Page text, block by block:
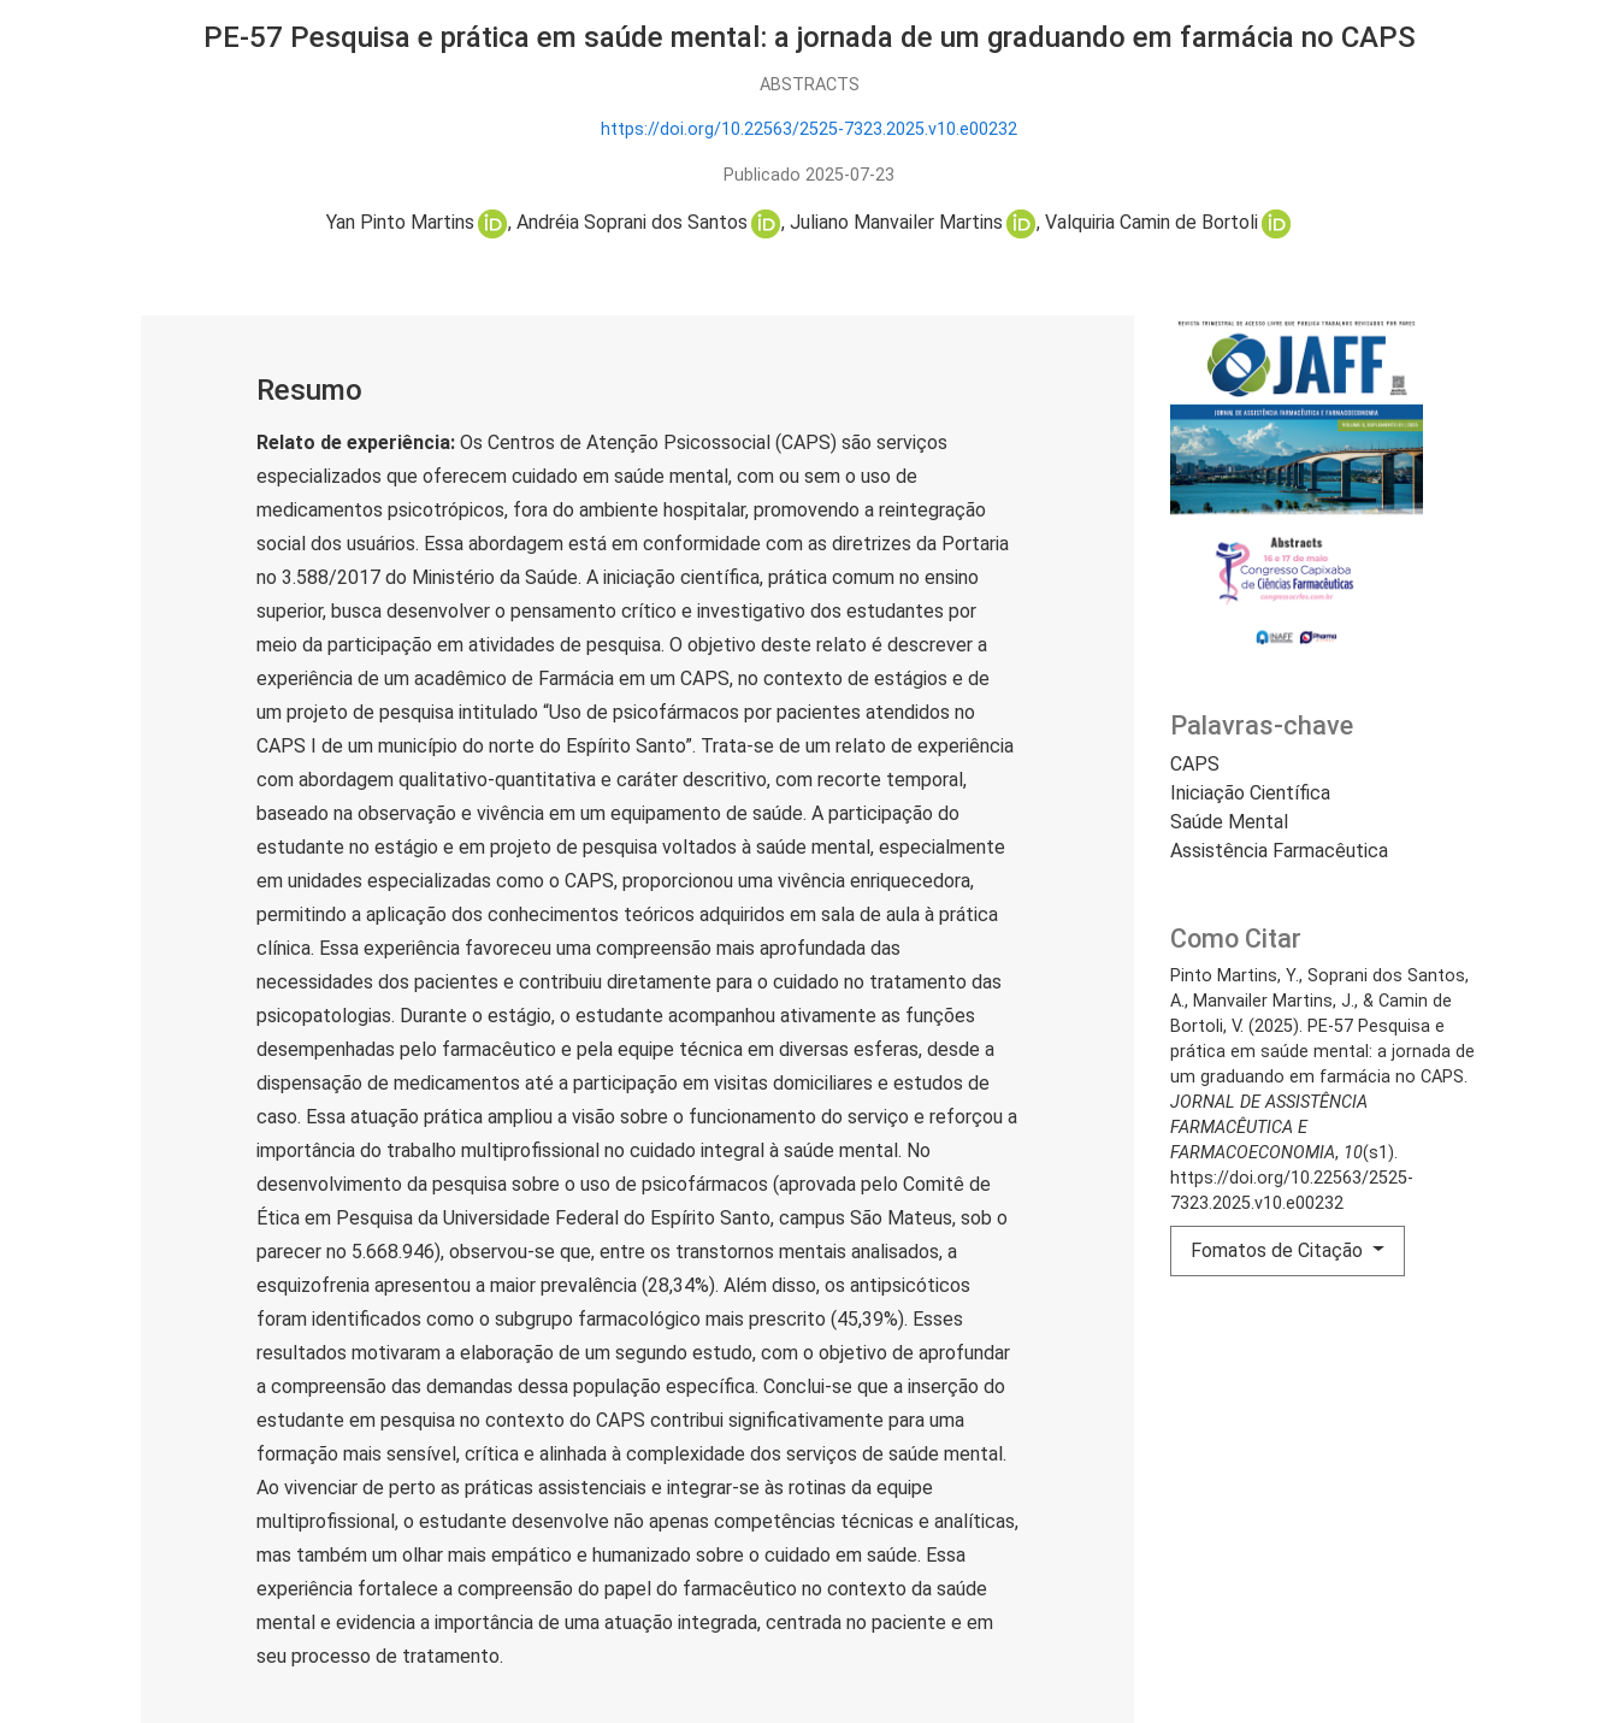
PE-57 Pesquisa e prática em saúde mental: a jornada de um graduando em farmácia no CAPS
ABSTRACTS
https://doi.org/10.22563/2525-7323.2025.v10.e00232
Publicado 2025-07-23
Yan Pinto Martins Andréia Soprani dos Santos Juliano Manvailer Martins Valquiria Camin de Bortoli
Palavras-chave
CAPS
Iniciação Científica
Saúde Mental
Assistência Farmacêutica
Como Citar
Pinto Martins, Y., Soprani dos Santos,
A., Manvailer Martins, J., & Camin de
Bortoli, V. (2025). PE-57 Pesquisa e
prática em saúde mental: a jornada de
um graduando em farmácia no CAPS.
JORNAL DE ASSISTÊNCIA
FARMACÊUTICA E
FARMACOECONOMIA, 10(s1).
https://doi.org/10.22563/2525-
7323.2025.v10.e00232
Fomatos de Citação
Resumo
Relato de experiência: Os Centros de Atenção Psicossocial (CAPS) são serviços
especializados que oferecem cuidado em saúde mental, com ou sem o uso de
medicamentos psicotrópicos, fora do ambiente hospitalar, promovendo a reintegração
social dos usuários. Essa abordagem está em conformidade com as diretrizes da Portaria
no 3.588/2017 do Ministério da Saúde. A iniciação científica, prática comum no ensino
superior, busca desenvolver o pensamento crítico e investigativo dos estudantes por
meio da participação em atividades de pesquisa. O objetivo deste relato é descrever a
experiência de um acadêmico de Farmácia em um CAPS, no contexto de estágios e de
um projeto de pesquisa intitulado “Uso de psicofármacos por pacientes atendidos no
CAPS I de um município do norte do Espírito Santo”. Trata-se de um relato de experiência
com abordagem qualitativo-quantitativa e caráter descritivo, com recorte temporal,
baseado na observação e vivência em um equipamento de saúde. A participação do
estudante no estágio e em projeto de pesquisa voltados à saúde mental, especialmente
em unidades especializadas como o CAPS, proporcionou uma vivência enriquecedora,
permitindo a aplicação dos conhecimentos teóricos adquiridos em sala de aula à prática
clínica. Essa experiência favoreceu uma compreensão mais aprofundada das
necessidades dos pacientes e contribuiu diretamente para o cuidado no tratamento das
psicopatologias. Durante o estágio, o estudante acompanhou ativamente as funções
desempenhadas pelo farmacêutico e pela equipe técnica em diversas esferas, desde a
dispensação de medicamentos até a participação em visitas domiciliares e estudos de
caso. Essa atuação prática ampliou a visão sobre o funcionamento do serviço e reforçou a
importância do trabalho multiprofissional no cuidado integral à saúde mental. No
desenvolvimento da pesquisa sobre o uso de psicofármacos (aprovada pelo Comitê de
Ética em Pesquisa da Universidade Federal do Espírito Santo, campus São Mateus, sob o
parecer no 5.668.946), observou-se que, entre os transtornos mentais analisados, a
esquizofrenia apresentou a maior prevalência (28,34%). Além disso, os antipsicóticos
foram identificados como o subgrupo farmacológico mais prescrito (45,39%). Esses
resultados motivaram a elaboração de um segundo estudo, com o objetivo de aprofundar
a compreensão das demandas dessa população específica. Conclui-se que a inserção do
estudante em pesquisa no contexto do CAPS contribui significativamente para uma
formação mais sensível, crítica e alinhada à complexidade dos serviços de saúde mental.
Ao vivenciar de perto as práticas assistenciais e integrar-se às rotinas da equipe
multiprofissional, o estudante desenvolve não apenas competências técnicas e analíticas,
mas também um olhar mais empático e humanizado sobre o cuidado em saúde. Essa
experiência fortalece a compreensão do papel do farmacêutico no contexto da saúde
mental e evidencia a importância de uma atuação integrada, centrada no paciente e em
seu processo de tratamento.